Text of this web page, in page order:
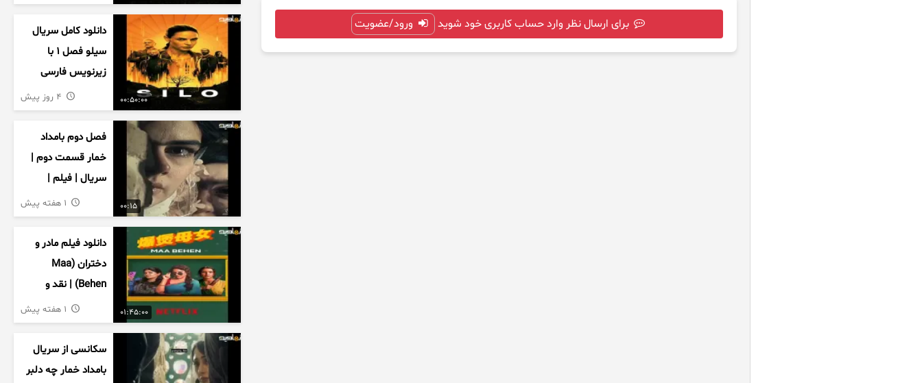
برای ارسال نظر وارد حساب کاربری خود شوید ورود/عضویت
00:50:00
دانلود کامل سریال
سیلو فصل ۱ با
زیرنویس فارسی
00:15
فصل دوم بامداد
خمار قسمت دوم |
سریال | فیلم |
نمایش خانگی |
محبوبه | سینمایی
01:45:00
دانلود فیلم مادر و
دختران (Maa
Behen) | نقد و
بررسی درام خانوادگی
هندی
سکانسی از سریال
بامداد خمار چه دلبر